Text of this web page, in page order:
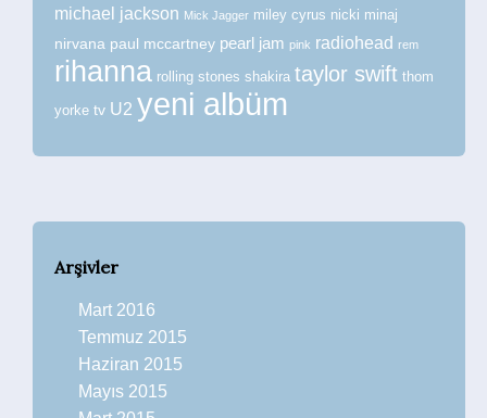
michael jackson Mick Jagger miley cyrus nicki minaj
nirvana paul mccartney pearl jam pink radiohead rem
rihanna rolling stones shakira taylor swift thom
yorke tv U2 yeni albüm
Arşivler
Mart 2016
Temmuz 2015
Haziran 2015
Mayıs 2015